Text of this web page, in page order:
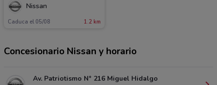
Nissan
Caduca el 05/08 1.2 km
Concesionario Nissan y horario
Av. Patriotismo N° 216 Miguel Hidalgo